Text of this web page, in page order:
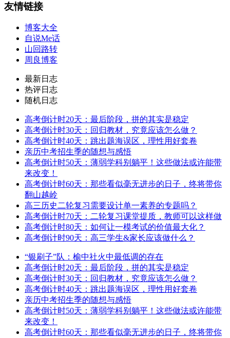
友情链接
博客大全
自说Me话
山回路转
周良博客
最新日志
热评日志
随机日志
高考倒计时20天：最后阶段，拼的其实是稳定
高考倒计时30天：回归教材，究竟应该怎么做？
高考倒计时40天：跳出题海误区，理性用好套卷
亲历中考招生季的随想与感悟
高考倒计时50天：薄弱学科别躺平！这些做法或许能带
来改变！
高考倒计时60天：那些看似毫无进步的日子，终将带你
翻山越岭
高三历史二轮复习需要设计单一素养的专题吗？
高考倒计时70天：二轮复习课堂提质，教师可以这样做
高考倒计时80天：如何让一模考试的价值最大化？
高考倒计时90天：高三学生&家长应该做什么？
“银刷子”队：榆中社火中最低调的存在
高考倒计时20天：最后阶段，拼的其实是稳定
高考倒计时30天：回归教材，究竟应该怎么做？
高考倒计时40天：跳出题海误区，理性用好套卷
亲历中考招生季的随想与感悟
高考倒计时50天：薄弱学科别躺平！这些做法或许能带
来改变！
高考倒计时60天：那些看似毫无进步的日子，终将带你